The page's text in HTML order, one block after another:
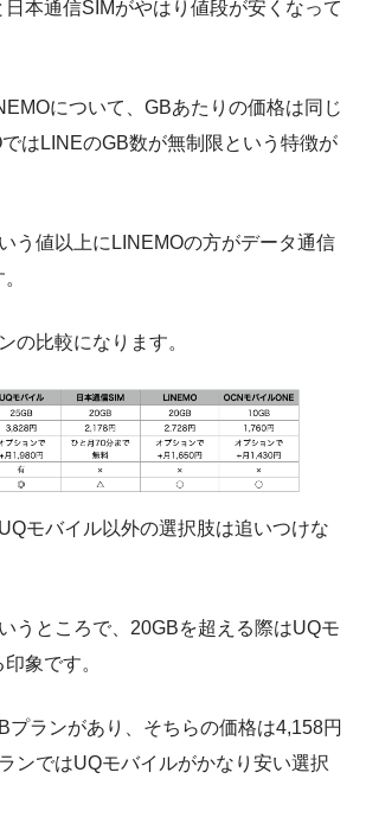
本通信SIMがやはり値段が安くなって
について、GBあたりの価格は同じ
はLINEのGB数が無制限という特徴が
う値以上にLINEMOの方がデータ通信
の比較になります。
モバイル以外の選択肢は追いつけな
うところで、20GBを超える際はUQモ
象です。
プランがあり、そちらの価格は4,158円
ンではUQモバイルがかなり安い選択